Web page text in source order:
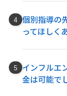
個別指導の
ってほしく
インフルエ
金は可能で